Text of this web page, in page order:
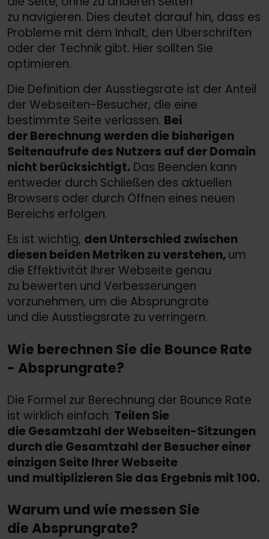
zu navigieren. Dies deutet darauf hin, dass es
Probleme mit dem Inhalt, den Überschriften
oder der Technik gibt. Hier sollten Sie
optimieren.
Die Definition der Ausstiegsrate ist der Anteil
der Webseiten-Besucher, die eine
bestimmte Seite verlassen. Bei
der Berechnung werden die bisherigen
Seitenaufrufe des Nutzers auf der Domain
nicht berücksichtigt. Das Beenden kann
entweder durch Schließen des aktuellen
Browsers oder durch Öffnen eines neuen
Bereichs erfolgen.
Es ist wichtig, den Unterschied zwischen
diesen beiden Metriken zu verstehen,um
die Effektivität Ihrer Webseite genau
zu bewerten und Verbesserungen
vorzunehmen, um die Absprungrate
und die Ausstiegsrate zu verringern.
Wie berechnen Sie die Bounce Rate
- Absprungrate?
Die Formel zur Berechnung der Bounce Rate
ist wirklich einfach: Teilen Sie
die Gesamtzahl der Webseiten-Sitzungen
durch die Gesamtzahl der Besucher einer
einzigen Seite Ihrer Webseite
und multiplizieren Sie das Ergebnis mit 100.
Warum und wie messen Sie
die Absprungrate?